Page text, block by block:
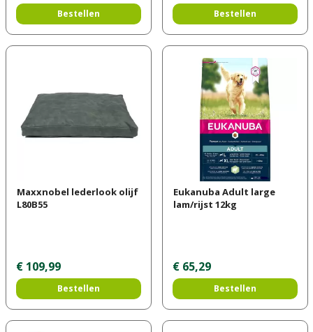
Bestellen Bestellen
Maxxnobel lederlook olijf
L80B55
€ 109,99
Bestellen
Eukanuba Adult large
lam/rijst 12kg
€ 65,29
Bestellen